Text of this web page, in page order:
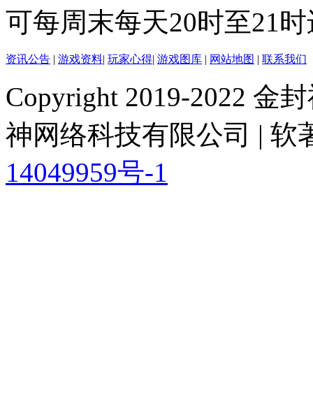
可每周末每天20时至21
资讯公告 | 游戏资料| 玩家心得| 游戏图库 | 网站地图 | 联系我们
Copyright 2019-2022 金
神网络科技有限公司 | 软
14049959号-1